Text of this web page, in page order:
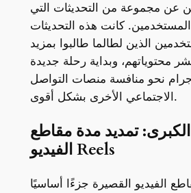
عن مجموعة من التحديثات التي
كانت هذه التحديثات
الذين لطالما طالبوا بمزيد
محتوياتهم، وبداية رحلة جديدة
نحو منافسة منصات التواصل
الاجتماعي الأخرى بشكل أقوى.
تمديد مدة مقاطع
الفيديو Reels
الفيديو القصيرة جزءًا أساسيًا